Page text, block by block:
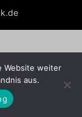
Website weiter
aus.